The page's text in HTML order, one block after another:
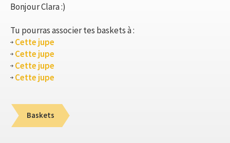
Bonjour Clara :)
Tu pourras associer tes baskets à :
Cette jupe
Cette jupe
Cette jupe
Cette jupe
Baskets